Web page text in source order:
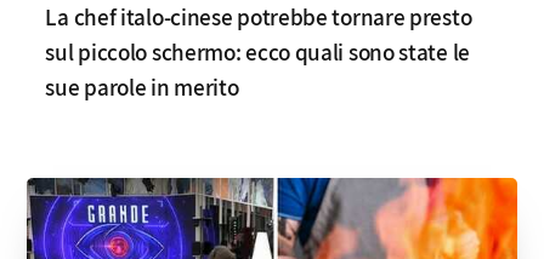
La chef italo-cinese potrebbe tornare presto
sul piccolo schermo: ecco quali sono state le
sue parole in merito